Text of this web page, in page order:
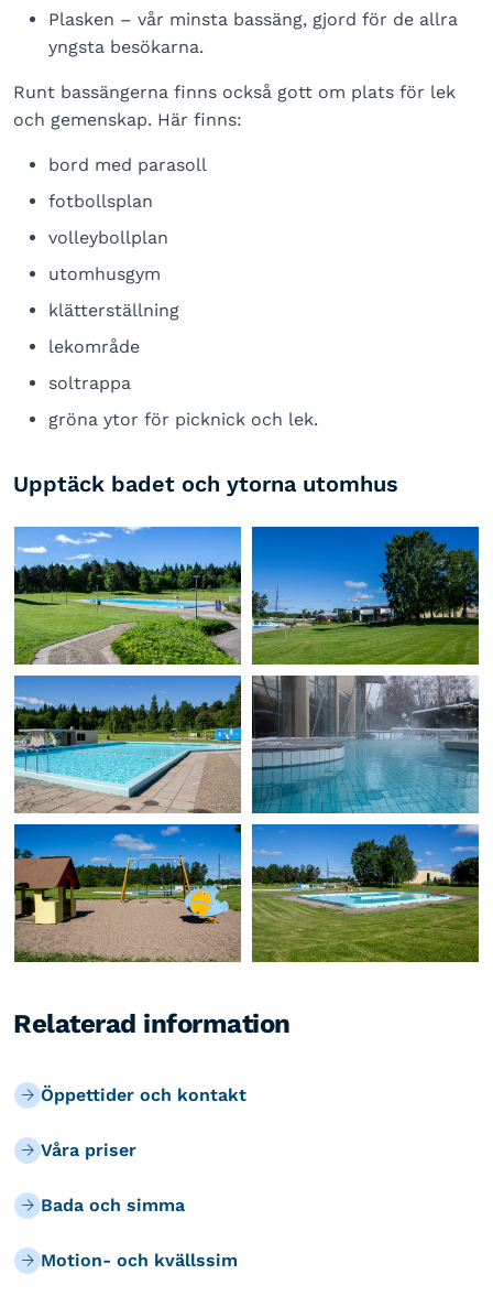
Plasken – vår minsta bassäng, gjord för de allra
yngsta besökarna.
Runt bassängerna finns också gott om plats för lek
och gemenskap. Här finns:
bord med parasoll
fotbollsplan
volleybollplan
utomhusgym
klätterställning
lekområde
soltrappa
gröna ytor för picknick och lek.
Upptäck badet och ytorna utomhus
Relaterad information
Öppettider och kontakt
Våra priser
Bada och simma
Motion- och kvällssim